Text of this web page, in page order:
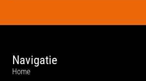
Navigatie
Home